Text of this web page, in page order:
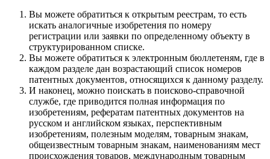
Вы можете обратиться к открытым реестрам, то есть
искать аналогичные изобретения по номеру
регистрации или заявки по определенному объекту в
структурированном списке.
Вы можете обратиться к электронным бюллетеням, где в
каждом разделе дан возрастающий список номеров
патентных документов, относящихся к данному разделу.
И наконец, можно поискать в поисково-справочной
службе, где приводится полная информация по
изобретениям, рефератам патентных документов на
русском и английском языках, перспективным
изобретениям, полезным моделям, товарным знакам,
общеизвестным товарным знакам, наименованиям мест
происхождения товаров, международным товарным